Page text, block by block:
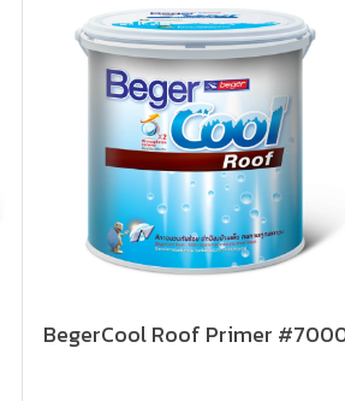
BegerCool Roof Primer